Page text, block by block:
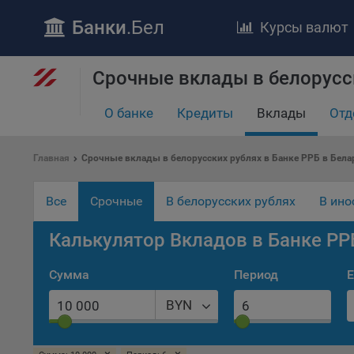
Банки.Бел Курсы валют
Срочные вклады в
О банке Кредиты Вклады
Главная Срочные вклады в белорусских рублях в Банке РРБ в
Все Срочные В белорусских рублях В
Калькулятор Вкладов в Банке
Сумма
BYN
Период